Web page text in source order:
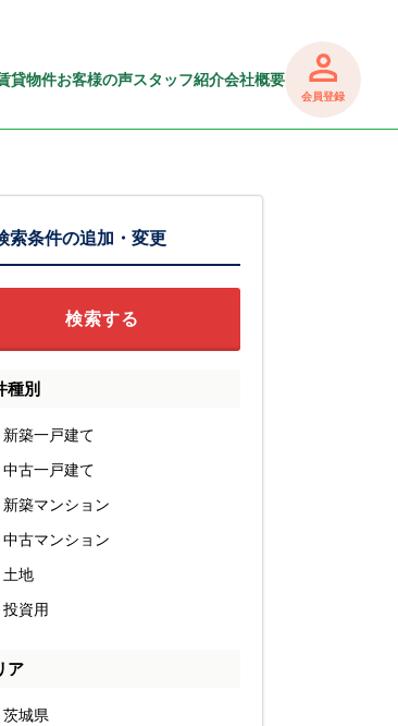
貸物件お客様の声スタッフ紹介会社概要
会員登録
索条件の追加・変更
種別
新築一戸建て
中古一戸建て
新築マンション
中古マンション
土地
投資用
ア
茨城県